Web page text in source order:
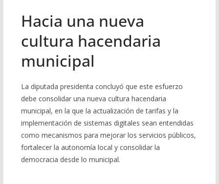
Hacia una nueva
cultura hacendaria
municipal
La diputada presidenta concluyó que este esfuerzo
debe consolidar una nueva cultura hacendaria
municipal, en la que la actualización de tarifas y la
implementación de sistemas digitales sean entendidas
como mecanismos para mejorar los servicios públicos,
fortalecer la autonomía local y consolidar la
democracia desde lo municipal.